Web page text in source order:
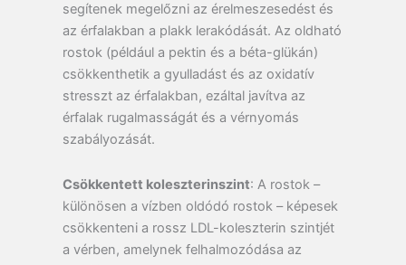
segítenek megelőzni az érelmeszesedést és
az érfalakban a plakk lerakódását. Az oldható
rostok (például a pektin és a béta-glükán)
csökkenthetik a gyulladást és az oxidatív
stresszt az érfalakban, ezáltal javítva az
érfalak rugalmasságát és a vérnyomás
szabályozását.
Csökkentett koleszterinszint: A rostok –
különösen a vízben oldódó rostok – képesek
csökkenteni a rossz LDL-koleszterin szintjét
a vérben, amelynek felhalmozódása az